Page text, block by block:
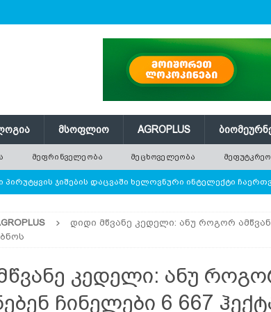
ᲛᲡᲝᲤᲚᲘᲝ AGROPLUS
ᲛᲔᲤᲠᲘᲜᲕᲔᲚᲔᲝᲑᲐ ᲛᲔᲪᲮᲝᲕᲔᲚᲔᲝᲑᲐ
ჯიშების დაცვაში ხელოვნური ინტელექტი
ახალი ნერგი — რატომ ვერ ანაცვლებს დარგვა
თავად არეგულირებს ᲢᲔᲥᲜᲝᲚᲝᲒᲘᲐ
ბოსტნეული, რომლის პოპულარობა მსოფლიოში
დიდი მწვანე კედელი: ანუ როგორ
კედელი: ანუ
ჩინელები 6 667